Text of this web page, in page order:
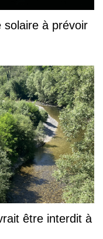
solaire à prévoir
être interdit à